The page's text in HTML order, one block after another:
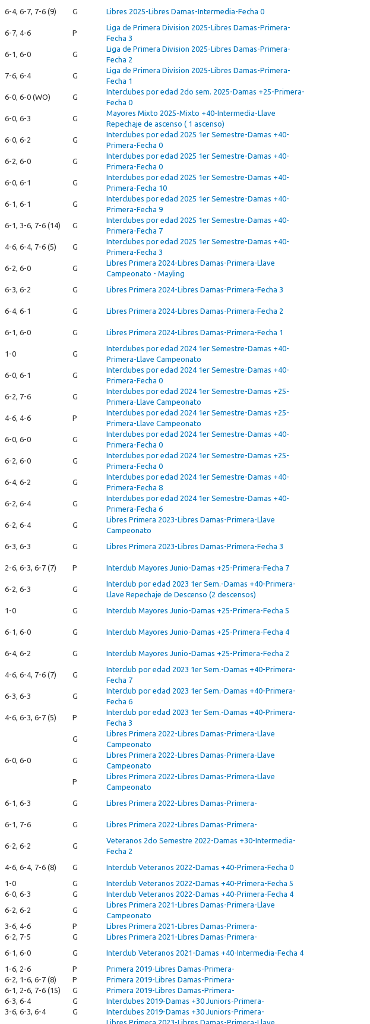
6-4, 6-7, 7-6 (9) G
Libres 2025-Libres Damas-Intermedia-Fecha 0
6-7, 4-6 P
Liga de Primera Division 2025-Libres Damas-Primera-
Fecha 3
6-1, 6-0 G
Liga de Primera Division 2025-Libres Damas-Primera-
Fecha 2
7-6, 6-4 G
Liga de Primera Division 2025-Libres Damas-Primera-
Fecha 1
6-0, 6-0 (WO) G
Interclubes por edad 2do sem. 2025-Damas +25-Primera-
Fecha 0
6-0, 6-3 G
Mayores Mixto 2025-Mixto +40-Intermedia-Llave
Repechaje de ascenso ( 1 ascenso)
6-0, 6-2 G
Interclubes por edad 2025 1er Semestre-Damas +40-
Primera-Fecha 0
6-2, 6-0 G
Interclubes por edad 2025 1er Semestre-Damas +40-
Primera-Fecha 0
6-0, 6-1 G
Interclubes por edad 2025 1er Semestre-Damas +40-
Primera-Fecha 10
6-1, 6-1 G
Interclubes por edad 2025 1er Semestre-Damas +40-
Primera-Fecha 9
6-1, 3-6, 7-6 (14) G
Interclubes por edad 2025 1er Semestre-Damas +40-
Primera-Fecha 7
4-6, 6-4, 7-6 (5) G
Interclubes por edad 2025 1er Semestre-Damas +40-
Primera-Fecha 3
6-2, 6-0 G
Libres Primera 2024-Libres Damas-Primera-Llave
Campeonato - Mayling
6-3, 6-2 G
Libres Primera 2024-Libres Damas-Primera-Fecha 3
6-4, 6-1 G
Libres Primera 2024-Libres Damas-Primera-Fecha 2
6-1, 6-0 G
Libres Primera 2024-Libres Damas-Primera-Fecha 1
1-0 G
Interclubes por edad 2024 1er Semestre-Damas +40-
Primera-Llave Campeonato
6-0, 6-1 G
Interclubes por edad 2024 1er Semestre-Damas +40-
Primera-Fecha 0
6-2, 7-6 G
Interclubes por edad 2024 1er Semestre-Damas +25-
Primera-Llave Campeonato
4-6, 4-6 P
Interclubes por edad 2024 1er Semestre-Damas +25-
Primera-Llave Campeonato
6-0, 6-0 G
Interclubes por edad 2024 1er Semestre-Damas +40-
Primera-Fecha 0
6-2, 6-0 G
Interclubes por edad 2024 1er Semestre-Damas +25-
Primera-Fecha 0
6-4, 6-2 G
Interclubes por edad 2024 1er Semestre-Damas +40-
Primera-Fecha 8
6-2, 6-4 G
Interclubes por edad 2024 1er Semestre-Damas +40-
Primera-Fecha 6
6-2, 6-4 G
Libres Primera 2023-Libres Damas-Primera-Llave
Campeonato
6-3, 6-3 G
Libres Primera 2023-Libres Damas-Primera-Fecha 3
2-6, 6-3, 6-7 (7) P
Interclub Mayores Junio-Damas +25-Primera-Fecha 7
6-2, 6-3 G
Interclub por edad 2023 1er Sem.-Damas +40-Primera-
Llave Repechaje de Descenso (2 descensos)
1-0 G
Interclub Mayores Junio-Damas +25-Primera-Fecha 5
6-1, 6-0 G
Interclub Mayores Junio-Damas +25-Primera-Fecha 4
6-4, 6-2 G
Interclub Mayores Junio-Damas +25-Primera-Fecha 2
4-6, 6-4, 7-6 (7) G
Interclub por edad 2023 1er Sem.-Damas +40-Primera-
Fecha 7
6-3, 6-3 G
Interclub por edad 2023 1er Sem.-Damas +40-Primera-
Fecha 6
4-6, 6-3, 6-7 (5) P
Interclub por edad 2023 1er Sem.-Damas +40-Primera-
Fecha 3
G
Libres Primera 2022-Libres Damas-Primera-Llave
Campeonato
6-0, 6-0 G
Libres Primera 2022-Libres Damas-Primera-Llave
Campeonato
P
Libres Primera 2022-Libres Damas-Primera-Llave
Campeonato
6-1, 6-3 G
Libres Primera 2022-Libres Damas-Primera-
6-1, 7-6 G
Libres Primera 2022-Libres Damas-Primera-
6-2, 6-2 G
Veteranos 2do Semestre 2022-Damas +30-Intermedia-
Fecha 2
4-6, 6-4, 7-6 (8) G
Interclub Veteranos 2022-Damas +40-Primera-Fecha 0
1-0 G
Interclub Veteranos 2022-Damas +40-Primera-Fecha 5
6-0, 6-3 G
Interclub Veteranos 2022-Damas +40-Primera-Fecha 4
6-2, 6-2 G
Libres Primera 2021-Libres Damas-Primera-Llave
Campeonato
3-6, 4-6 P
Libres Primera 2021-Libres Damas-Primera-
6-2, 7-5 G
Libres Primera 2021-Libres Damas-Primera-
6-1, 6-0 G
Interclub Veteranos 2021-Damas +40-Intermedia-Fecha 4
1-6, 2-6 P
Primera 2019-Libres Damas-Primera-
6-2, 1-6, 6-7 (8) P
Primera 2019-Libres Damas-Primera-
6-1, 2-6, 7-6 (15) G
Primera 2019-Libres Damas-Primera-
6-3, 6-4 G
Interclubes 2019-Damas +30 Juniors-Primera-
3-6, 6-3, 6-4 G
Interclubes 2019-Damas +30 Juniors-Primera-
Libres Primera 2023-Libres Damas-Primera-Llave